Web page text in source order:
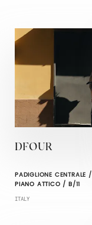
DFOUR
PADIGLIONE CENTRALE /
PIANO ATTICO / B/11
ITALY